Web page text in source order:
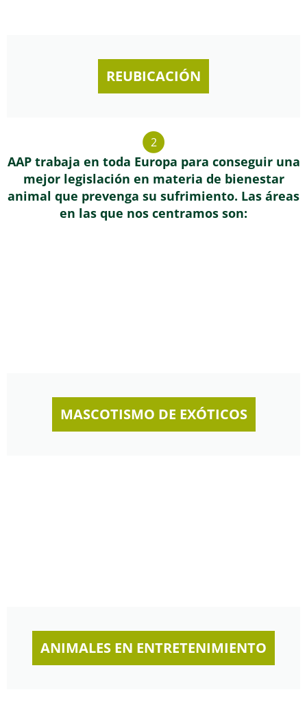
REUBICACIÓN
2
AAP trabaja en toda Europa para conseguir una
mejor legislación en materia de bienestar
animal que prevenga su sufrimiento. Las áreas
en las que nos centramos son:
MASCOTISMO DE EXÓTICOS
ANIMALES EN ENTRETENIMIENTO